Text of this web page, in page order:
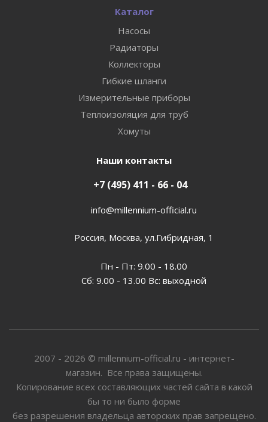
Каталог
Насосы
Радиаторы
Коллекторы
Гибкие шланги
Измерительные приборы
Теплоизоляция для труб
Хомуты
Наши контакты
+7 (495) 411 - 66 - 04
info@millennium-official.ru
Россия, Москва, ул.Гибридная, 1
Пн - Пт: 9.00 - 18.00
Сб: 9.00 - 13.00 Вс: выходной
2007 - 2026 © millennium-official.ru - интернет-
магазин. Все права защищены.
Копирование всех составляющих частей сайта в какой
бы то ни было форме
без разрешения владельца авторских прав запрещено.